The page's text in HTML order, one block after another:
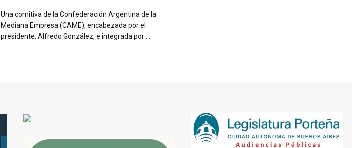
Una comitiva de la Confederación Argentina de la
Mediana Empresa (CAME), encabezada por el
presidente, Alfredo González, e integrada por ...